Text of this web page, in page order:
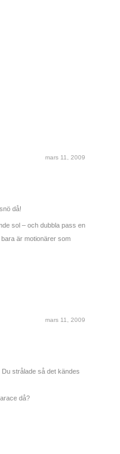
mars 11, 2009
då!
sol – och dubbla pass en
är motionärer som
mars 11, 2009
Du strålade så det kändes
då?